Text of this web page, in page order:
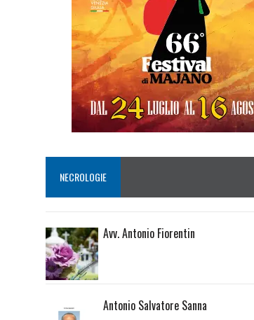
NECROLOGIE
Avv. Antonio Fiorentin
Antonio Salvatore Sanna